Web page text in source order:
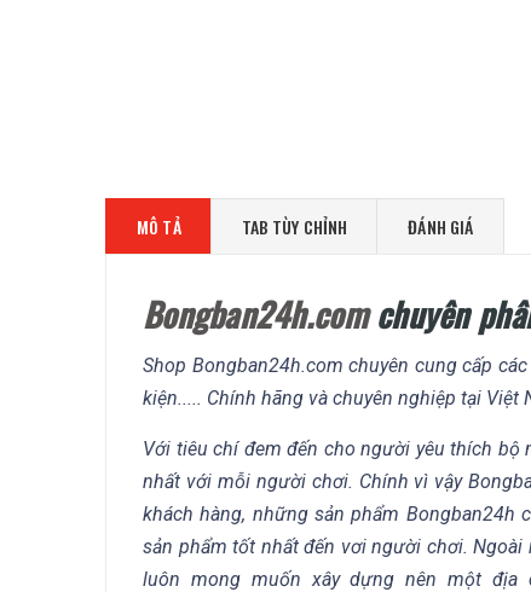
MÔ TẢ TAB TÙY CHỈNH ĐÁNH GIÁ
Bongban24h.comchuyên
Shop Bongban24h.com chuyên cung cấp
kiện..... Chính hãng và chuyên nghiệp tại Việt
Với tiêu chí đem đến cho người yêu thích
nhất với mỗi người chơi. Chính vì vậy
khách hàng, những sản phẩm
sản phẩm tốt nhất đến vơi người chơi.
luôn mong muốn xây dựng nên một